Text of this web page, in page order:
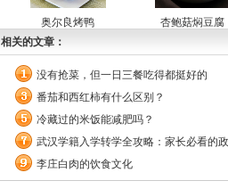
奥尔良烤鸭
杏鲍菇焖豆腐
相关的文章：
没有抢菜，但一日三餐吃得都挺好的
番茄和西红柿有什么区别？
冷藏过的米饭能减肥吗？
武汉学籍入学转学全攻略：家长必看的
李庄白肉的饮食文化